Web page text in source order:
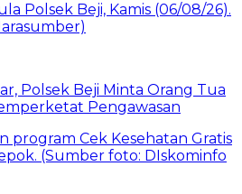
Polsek Beji Minta Orang Tua
Pengawasan